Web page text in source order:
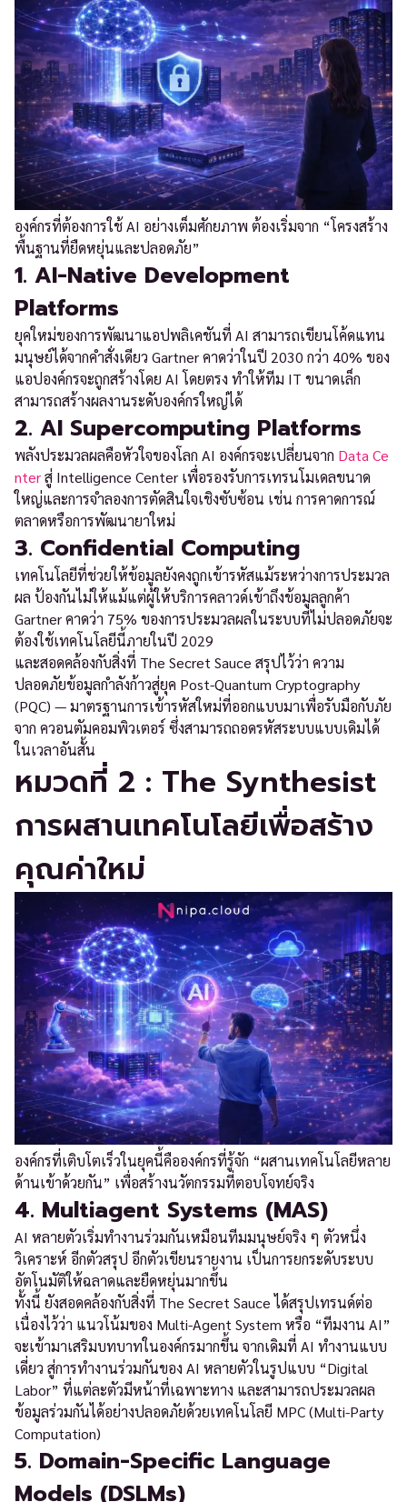
องค์กรที่ต้องการใช้ AI อย่างเต็มศักยภาพ ต้องเริ่มจาก “โครงสร้าง
พื้นฐานที่ยืดหยุ่นและปลอดภัย”
1. AI-Native Development
Platforms
ยุคใหม่ของการพัฒนาแอปพลิเคชันที่ AI สามารถเขียนโค้ดแทน
มนุษย์ได้จากคำสั่งเดียว Gartner คาดว่าในปี 2030 กว่า 40% ของ
แอปองค์กรจะถูกสร้างโดย AI โดยตรง ทำให้ทีม IT ขนาดเล็ก
สามารถสร้างผลงานระดับองค์กรใหญ่ได้
2. AI Supercomputing Platforms
พลังประมวลผลคือหัวใจของโลก AI องค์กรจะเปลี่ยนจาก Data Ce
nterสู่ Intelligence Center เพื่อรองรับการเทรนโมเดลขนาด
ใหญ่และการจำลองการตัดสินใจเชิงซับซ้อน เช่น การคาดการณ์
ตลาดหรือการพัฒนายาใหม่
3. Confidential Computing
เทคโนโลยีที่ช่วยให้ข้อมูลยังคงถูกเข้ารหัสแม้ระหว่างการประมวล
ผล ป้องกันไม่ให้แม้แต่ผู้ให้บริการคลาวด์เข้าถึงข้อมูลลูกค้า
Gartner คาดว่า 75% ของการประมวลผลในระบบที่ไม่ปลอดภัยจะ
ต้องใช้เทคโนโลยีนี้ภายในปี 2029
และสอดคล้องกับสิ่งที่ The Secret Sauce สรุปไว้ว่า ความ
ปลอดภัยข้อมูลกำลังก้าวสู่ยุค Post-Quantum Cryptography
(PQC) — มาตรฐานการเข้ารหัสใหม่ที่ออกแบบมาเพื่อรับมือกับภัย
จาก ควอนตัมคอมพิวเตอร์ ซึ่งสามารถถอดรหัสระบบแบบเดิมได้
ในเวลาอันสั้น
หมวดที่ 2 : The Synthesist
การผสานเทคโนโลยีเพื่อสร้าง
คุณค่าใหม่
องค์กรที่เติบโตเร็วในยุคนี้คือองค์กรที่รู้จัก “ผสานเทคโนโลยีหลาย
ด้านเข้าด้วยกัน” เพื่อสร้างนวัตกรรมที่ตอบโจทย์จริง
4. Multiagent Systems (MAS)
AI หลายตัวเริ่มทำงานร่วมกันเหมือนทีมมนุษย์จริง ๆ ตัวหนึ่ง
วิเคราะห์ อีกตัวสรุป อีกตัวเขียนรายงาน เป็นการยกระดับระบบ
อัตโนมัติให้ฉลาดและยืดหยุ่นมากขึ้น
ทั้งนี้ ยังสอดคล้องกับสิ่งที่ The Secret Sauce ได้สรุปเทรนด์ต่อ
เนื่องไว้ว่า แนวโน้มของ Multi-Agent System หรือ “ทีมงาน AI”
จะเข้ามาเสริมบทบาทในองค์กรมากขึ้น จากเดิมที่ AI ทำงานแบบ
เดี่ยว สู่การทำงานร่วมกันของ AI หลายตัวในรูปแบบ “Digital
Labor” ที่แต่ละตัวมีหน้าที่เฉพาะทาง และสามารถประมวลผล
ข้อมูลร่วมกันได้อย่างปลอดภัยด้วยเทคโนโลยี MPC (Multi-Party
Computation)
5. Domain-Specific Language
Models (DSLMs)